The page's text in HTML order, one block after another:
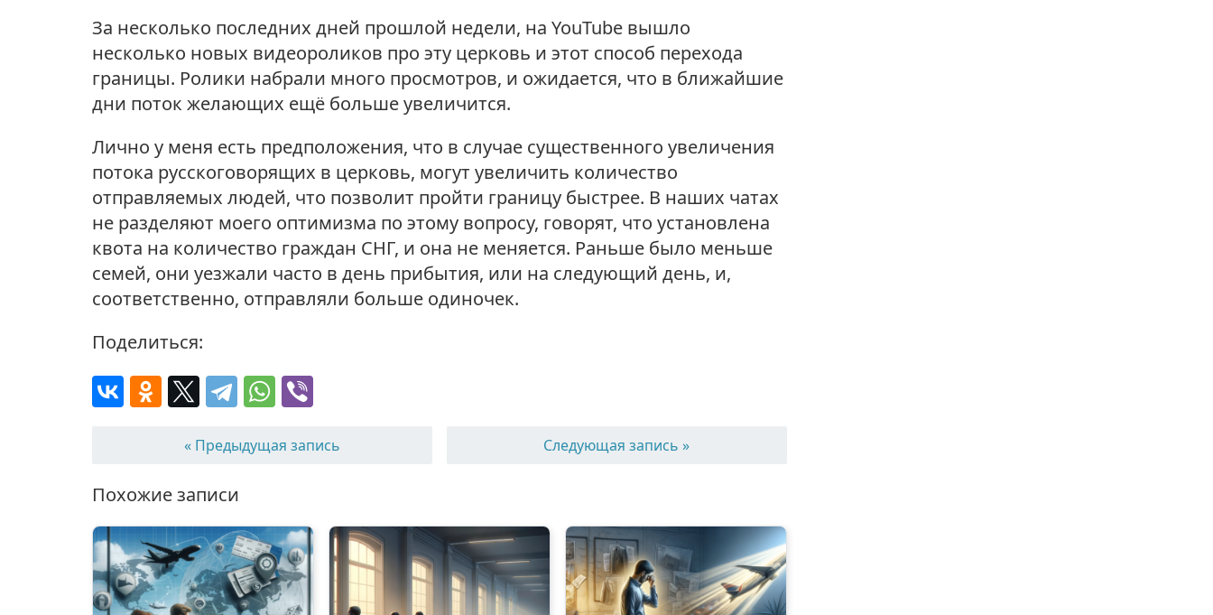
За несколько последних дней прошлой недели, на YouTube вышло
несколько новых видеороликов про эту церковь и этот способ перехода
границы. Ролики набрали много просмотров, и ожидается, что в ближайшие
дни поток желающих ещё больше увеличится.
Лично у меня есть предположения, что в случае существенного увеличения
потока русскоговорящих в церковь, могут увеличить количество
отправляемых людей, что позволит пройти границу быстрее. В наших чатах
не разделяют моего оптимизма по этому вопросу, говорят, что установлена
квота на количество граждан СНГ, и она не меняется. Раньше было меньше
семей, они уезжали часто в день прибытия, или на следующий день, и,
соответственно, отправляли больше одиночек.
Поделиться:
« Предыдущая запись Следующая запись »
Похожие записи